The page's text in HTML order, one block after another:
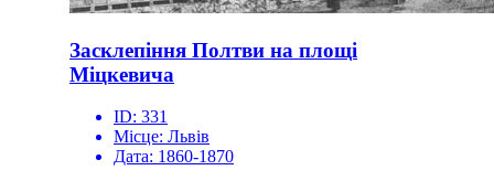
Засклепіння Полтви на площі
Міцкевича
ID: 331
Місце: Львів
Дата: 1860-1870